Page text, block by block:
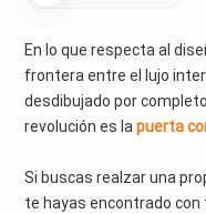
En lo que respecta al
frontera entre el lujo
desdibujado por
revolución es lapuerta
Si buscas realzar una
te hayas encontrado